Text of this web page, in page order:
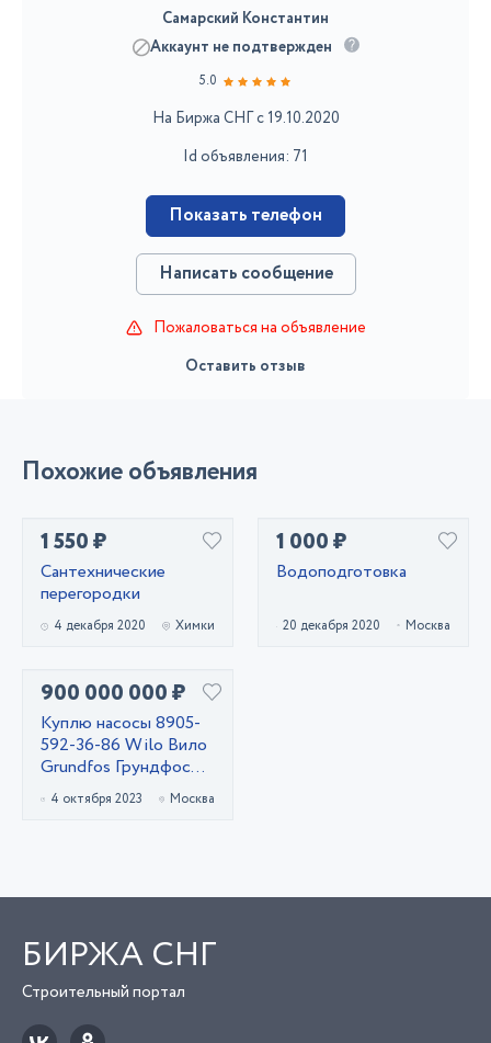
Самарский Константин
Аккаунт не подтвержден
5.0
На Биржа СНГ с 19.10.2020
Id объявления: 71
Показать телефон
Написать сообщение
Пожаловаться на объявление
Оставить отзыв
Похожие объявления
1 550 ₽
Сантехнические
перегородки
4 декабря 2020 Химки
1 000 ₽
Водоподготовка
20 декабря 2020 Москва
900 000 000 ₽
Куплю насосы 8905-
592-36-86 Wilo Вило
Grundfos Грундфос
Dap Дап. и другие м
4 октября 2023 Москва
БИРЖА СНГ
Строительный портал